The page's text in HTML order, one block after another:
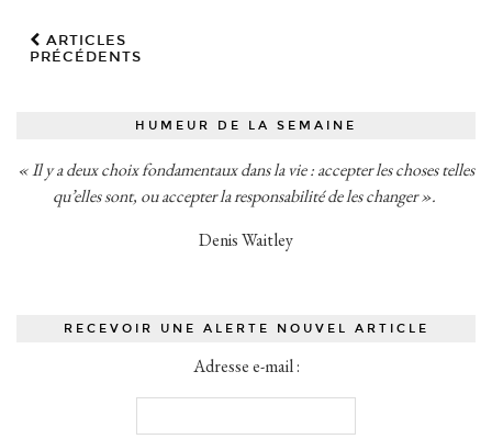
ARTICLES
PRÉCÉDENTS
HUMEUR DE LA SEMAINE
« Il y a deux choix fondamentaux dans la vie : accepter les choses telles
qu’elles sont, ou accepter la responsabilité de les changer ».
Denis Waitley
RECEVOIR UNE ALERTE NOUVEL ARTICLE
Adresse e-mail :